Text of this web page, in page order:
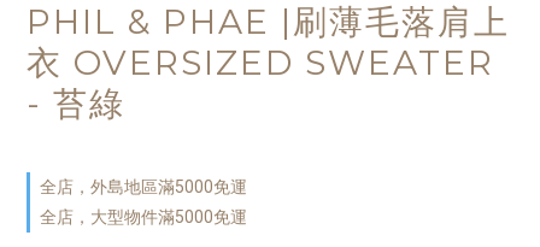
PHIL & PHAE |刷薄毛落肩上
衣 OVERSIZED SWEATER
- 苔綠
全店，外島地區滿5000免運
全店，大型物件滿5000免運